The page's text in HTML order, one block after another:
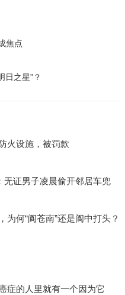
焦点
日之星”？
火设施，被罚款
无证男子凌晨偷开邻居车兜
为何“阆苍南”还是阆中打头？
症的人里就有一个因为它